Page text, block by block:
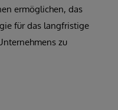
ermöglichen, das
für das langfristige
zu